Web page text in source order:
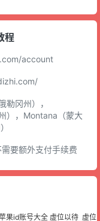
程
account
冈州），
），Montana（蒙大
要额外支付手续费
果id账号大全 虚位以待 虚位